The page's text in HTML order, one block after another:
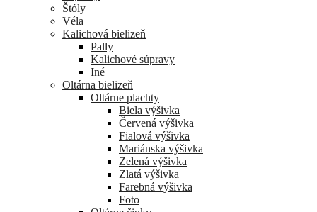
Štóly
Véla
Kalichová bielizeň
Pally
Kalichové súpravy
Iné
Oltárna bielizeň
Oltárne plachty
Biela výšivka
Červená výšivka
Fialová výšivka
Mariánska výšivka
Zelená výšivka
Zlatá výšivka
Farebná výšivka
Foto